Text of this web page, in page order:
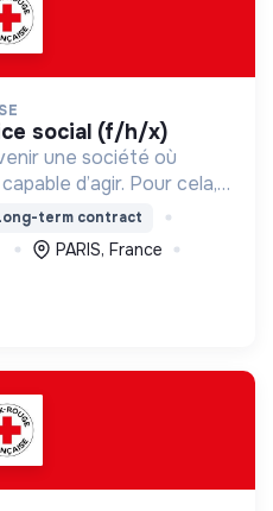
social (f/h/x)
une société où
d’agir. Pour cela,
et des lieux
adaptés à tous.
term contract
PARIS, France